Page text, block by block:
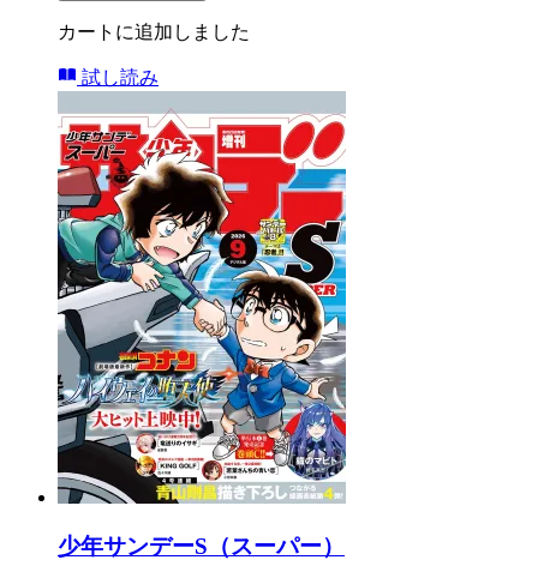
カートに追加しました
試し読み
少年サンデーS（スーパー）